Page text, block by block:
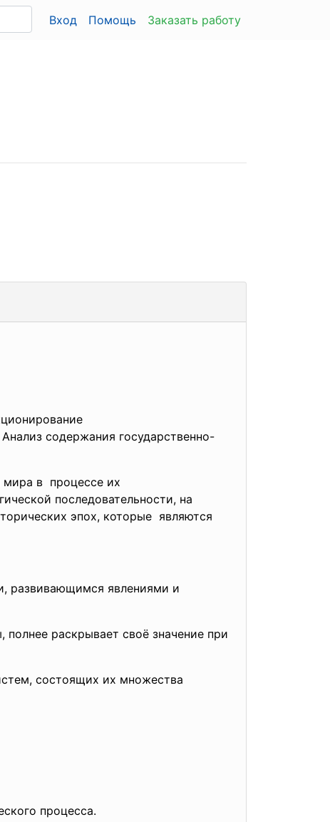
Вход Помощь Заказать работу
содержания государственно-
мира в процессе их
последовательности, на
эпох, которые являются
развивающимся явлениями и
раскрывает своё значение при
состоящих их множества
процесса.